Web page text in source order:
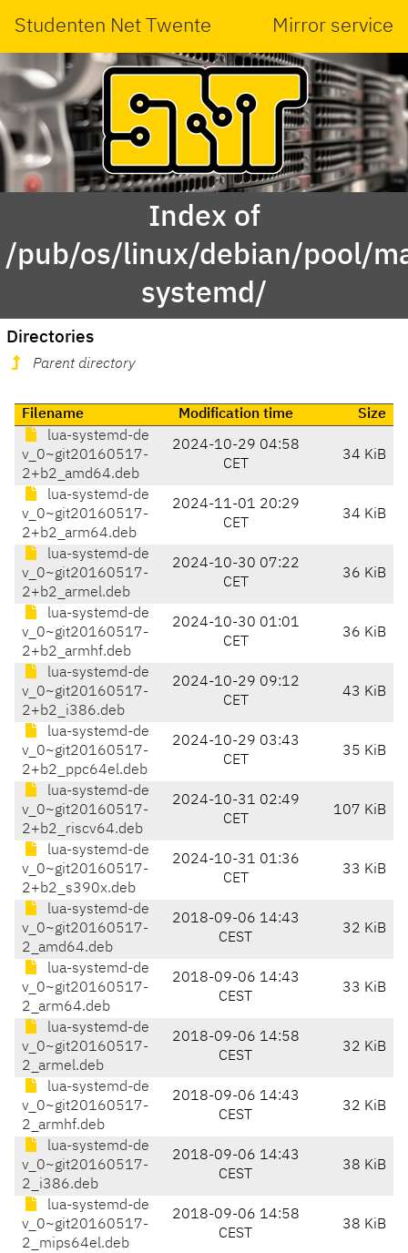
Studenten Net Twente Mirror service
Index of
/pub/os/linux/debian/pool/
systemd/
Directories
Parent directory
Filename Modification time
Size
lua-systemd-de
v_0~git20160517-
2+b2_amd64.deb
2024-10-29 04:58
CET
34 KiB
lua-systemd-de
v_0~git20160517-
2+b2_arm64.deb
2024-11-01 20:29
CET
34 KiB
lua-systemd-de
v_0~git20160517-
2+b2_armel.deb
2024-10-30 07:22
CET
36 KiB
lua-systemd-de
v_0~git20160517-
2+b2_armhf.deb
2024-10-30 01:01
CET
36 KiB
lua-systemd-de
v_0~git20160517-
2+b2_i386.deb
2024-10-29 09:12
CET
43 KiB
lua-systemd-de
v_0~git20160517-
2+b2_ppc64el.deb
2024-10-29 03:43
CET
35 KiB
lua-systemd-de
v_0~git20160517-
2+b2_riscv64.deb
2024-10-31 02:49
CET
107 KiB
lua-systemd-de
v_0~git20160517-
2+b2_s390x.deb
2024-10-31 01:36
CET
33 KiB
lua-systemd-de
v_0~git20160517-
2_amd64.deb
2018-09-06 14:43
CEST
32 KiB
lua-systemd-de
v_0~git20160517-
2_arm64.deb
2018-09-06 14:43
CEST
33 KiB
lua-systemd-de
v_0~git20160517-
2_armel.deb
2018-09-06 14:58
CEST
32 KiB
lua-systemd-de
v_0~git20160517-
2_armhf.deb
2018-09-06 14:43
CEST
32 KiB
lua-systemd-de
v_0~git20160517-
2_i386.deb
2018-09-06 14:43
CEST
38 KiB
lua-systemd-de
v_0~git20160517-
2_mips64el.deb
2018-09-06 14:58
CEST
38 KiB